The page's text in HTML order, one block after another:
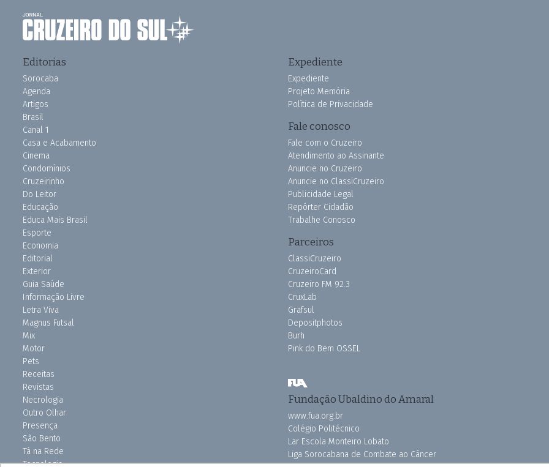
Editorias
Sorocaba
Agenda
Artigos
Brasil
Canal 1
Casa e Acabamento
Cinema
Condomínios
Cruzeirinho
Do Leitor
Educação
Educa Mais Brasil
Esporte
Economia
Editorial
Exterior
Guia Saúde
Informação Livre
Letra Viva
Magnus Futsal
Mix
Motor
Pets
Receitas
Revistas
Necrologia
Outro Olhar
Presença
São Bento
Tá na Rede
Tecnologia
Expediente
Expediente
Projeto Memória
Política de Privacidade
Fale conosco
Fale com o Cruzeiro
Atendimento ao Assinante
Anuncie no Cruzeiro
Anuncie no ClassiCruzeiro
Publicidade Legal
Repórter Cidadão
Trabalhe Conosco
Parceiros
ClassiCruzeiro
CruzeiroCard
Cruzeiro FM 92.3
CruxLab
Grafsul
Depositphotos
Burh
Pink do Bem OSSEL
Fundação Ubaldino do Amaral
www.fua.org.br
Colégio Politécnico
Lar Escola Monteiro Lobato
Liga Sorocabana de Combate ao Câncer